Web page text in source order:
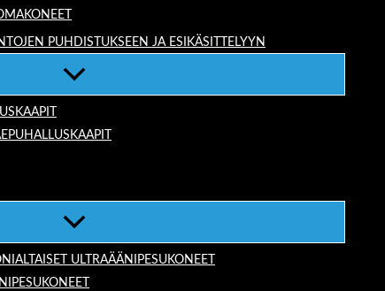
PUHDISTUKSEEN JA ESIKÄSITTELYYN
ULTRAÄÄNIPESUKONEET